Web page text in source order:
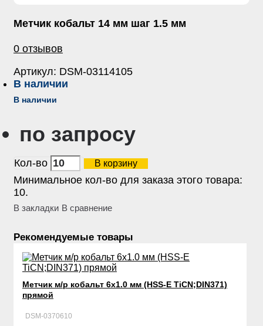
Метчик кобальт 14 мм шаг 1.5 мм
0 отзывов
Артикул: DSM-03114105
В наличии
В наличии
по запросу
Кол-во В корзину
Минимальное кол-во для заказа этого товара:
10.
В закладки В сравнение
Рекомендуемые товары
Метчик м/р кобальт 6х1.0 мм (HSS-E TiCN;DIN371)
прямой
DSM-0370610